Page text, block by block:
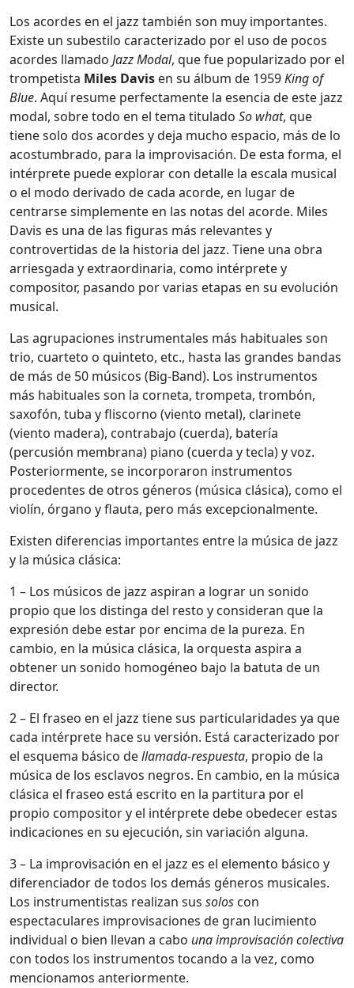
Los acordes en el jazz también son muy importantes.
Existe un subestilo caracterizado por el uso de pocos
acordes llamado Jazz Modal, que fue popularizado por el
trompetista Miles Davis en su álbum de 1959King of
Blue. Aquí resume perfectamente la esencia de este jazz
modal, sobre todo en el tema titulado So what, que
tiene solo dos acordes y deja mucho espacio, más de lo
acostumbrado, para la improvisación. De esta forma, el
intérprete puede explorar con detalle la escala musical
o el modo derivado de cada acorde, en lugar de
centrarse simplemente en las notas del acorde. Miles
Davis es una de las figuras más relevantes y
controvertidas de la historia del jazz. Tiene una obra
arriesgada y extraordinaria, como intérprete y
compositor, pasando por varias etapas en su evolución
musical.
Las agrupaciones instrumentales más habituales son
trio, cuarteto o quinteto, etc., hasta las grandes bandas
de más de 50 músicos (Big-Band). Los instrumentos
más habituales son la corneta, trompeta, trombón,
saxofón, tuba y fliscorno (viento metal), clarinete
(viento madera), contrabajo (cuerda), batería
(percusión membrana) piano (cuerda y tecla) y voz.
Posteriormente, se incorporaron instrumentos
procedentes de otros géneros (música clásica), como el
violín, órgano y flauta, pero más excepcionalmente.
Existen diferencias importantes entre la música de jazz
y la música clásica:
1 – Los músicos de jazz aspiran a lograr un sonido
propio que los distinga del resto y consideran que la
expresión debe estar por encima de la pureza. En
cambio, en la música clásica, la orquesta aspira a
obtener un sonido homogéneo bajo la batuta de un
director.
2 – El fraseo en el jazz tiene sus particularidades ya que
cada intérprete hace su versión. Está caracterizado por
el esquema básico dellamada-respuesta, propio de la
música de los esclavos negros. En cambio, en la música
clásica el fraseo está escrito en la partitura por el
propio compositor y el intérprete debe obedecer estas
indicaciones en su ejecución, sin variación alguna.
3 – La improvisación en el jazz es el elemento básico y
diferenciador de todos los demás géneros musicales.
Los instrumentistas realizan sus solos con
espectaculares improvisaciones de gran lucimiento
individual o bien llevan a cabo una improvisación colectiva
con todos los instrumentos tocando a la vez, como
mencionamos anteriormente.